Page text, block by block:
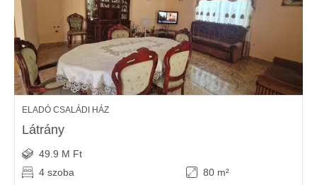
ELADÓ CSALÁDI HÁZ
Látrány
49.9 M Ft
4 szoba
80 m²